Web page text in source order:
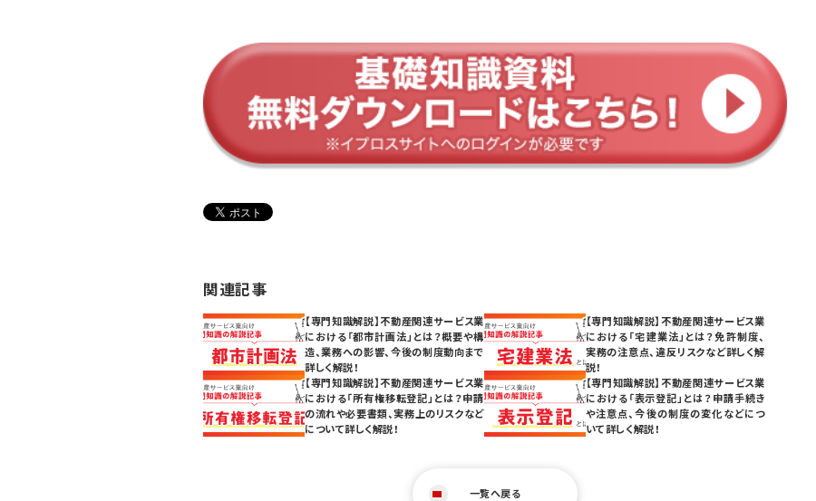
関連記事
【専門知識解説】不動産関連サービス業
における「都市計画法」とは？概要や構
造、業務への影響、今後の制度動向まで
詳しく解説！
【専門知識解説】不動産関連サービス業
における「宅建業法」とは？免許制度、
実務の注意点、違反リスクなど詳しく解
説！
【専門知識解説】不動産関連サービス業
における「所有権移転登記」とは？申請
の流れや必要書類、実務上のリスクなど
について詳しく解説！
【専門知識解説】不動産関連サービス業
における「表示登記」とは？申請手続き
や注意点、今後の制度の変化などにつ
いて詳しく解説！
一覧へ戻る